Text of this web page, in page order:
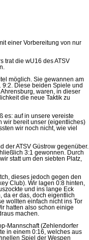
einer Vorbereitung von nur
trat die wU16 des ATSV
möglich. Sie gewannen am
Diese beiden Spiele und
waren, in dieser
die neue Taktik zu
es: auf in unsere vereiste
wir bereit unser (eigentliches)
wir noch nicht, wie viel
der ATSV Güstrow gegenüber.
3:1 gewonnen. Durch
statt um den siebten Platz,
dieses jedoch gegen den
Club). Wir lagen 0:8 hinten,
und ins lange Eck
da er das, doch eigentlich
wollten einfach nicht ins Tor
hatten also schon einige
machen.
Mannschaft (Zehlendorfer
in einem 0:16, welches aus
Spiel der Wespen